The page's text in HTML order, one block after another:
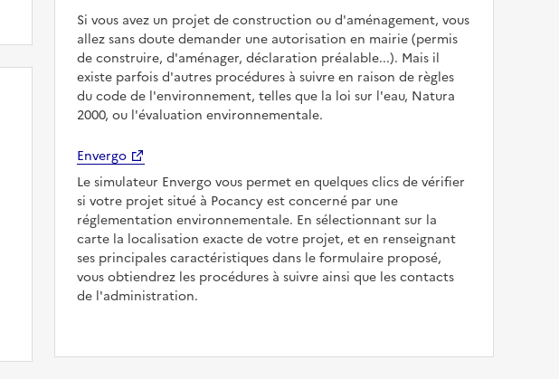
Si vous avez un projet de construction ou d'aménagement, vous
allez sans doute demander une autorisation en mairie (permis
de construire, d'aménager, déclaration préalable...). Mais il
existe parfois d'autres procédures à suivre en raison de règles
du code de l'environnement, telles que la loi sur l'eau, Natura
2000, ou l'évaluation environnementale.
Envergo
Le simulateur Envergo vous permet en quelques clics de vérifier
si votre projet situé à Pocancy est concerné par une
réglementation environnementale. En sélectionnant sur la
carte la localisation exacte de votre projet, et en renseignant
ses principales caractéristiques dans le formulaire proposé,
vous obtiendrez les procédures à suivre ainsi que les contacts
de l'administration.